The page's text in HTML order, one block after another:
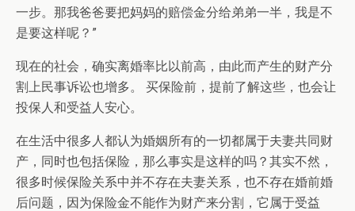
一步。那我爸爸要把妈妈的赔偿金分给弟弟一半，我是不
是要这样呢？”
现在的社会，确实离婚率比以前高，由此而产生的财产分
割上民事诉讼也增多。 买保险前，提前了解这些，也会让
投保人和受益人安心。
在生活中很多人都认为婚姻所有的一切都属于夫妻共同财
产，同时也包括保险，那么事实是这样的吗？其实不然，
很多时候保险关系中并不存在夫妻关系，也不存在婚前婚
后问题，因为保险金不能作为财产来分割，它属于受益